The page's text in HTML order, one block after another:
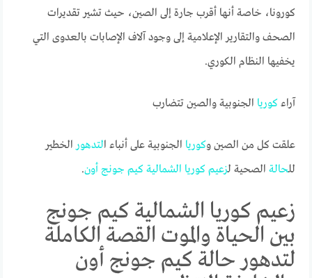
كورونا، خاصة أنها أقرب جارة إلى الصين، حيث تشير تقديرات
الصحف والتقارير الإعلامية إلى وجود آلاف الإصابات بالعدوى التي
يخفيها النظام الكوري.
آراءكوريا الجنوبية والصين تتضارب
علقت كل من الصين وكوريا الجنوبية على أنباء التدهورالخطير
للحالة الصحية لزعيم كوريا الشمالية كيم جونج أون.
زعيم كوريا الشمالية كيم جونج
بين الحياة والموت القصة الكاملة
لتدهور حالة كيم جونج أون